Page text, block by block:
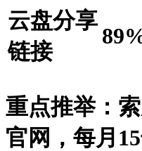
云盘分享
链接
重点推举：
官网，每月